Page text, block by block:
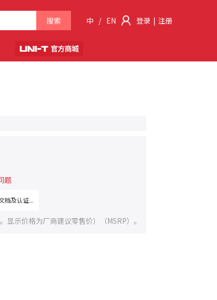
搜索 中 / EN 登录 | 注册
题
档及认证...
显示价格为厂商建议零售价）（MSRP）。